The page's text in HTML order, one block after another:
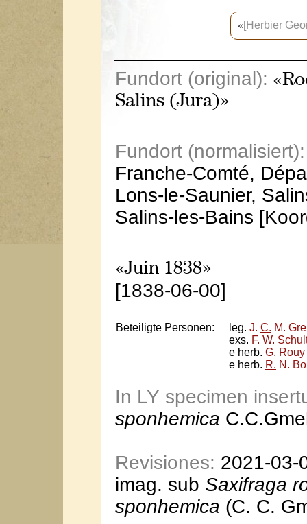
« [Herbier
Fundort (original):
Salins (Jura)»
Fundort (normalisiert):
Franche-Comté,
Lons-le-Saunier,
Salins-les-Bains
«Juin 1838»
[1838-06-00]
Beteiligte Personen: leg. J. C. M.
exs. F. W.
e herb. G. Rouy
e herb. R. N.
In LY specimen
sponhemica
Revisiones: 2021-03-
imag. sub Saxifraga
sponhemica (C. C.